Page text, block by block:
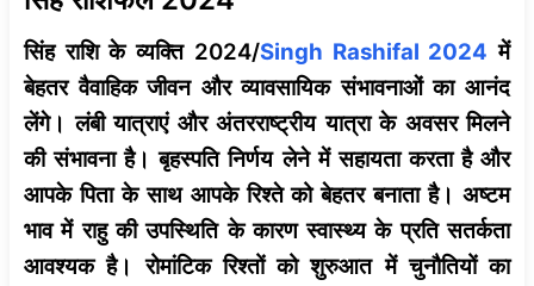
सिंह राशि के व्यक्ति 2024/Singh Rashifal 2024 में
बेहतर वैवाहिक जीवन और व्यावसायिक संभावनाओं का आनंद
लेंगे। लंबी यात्राएं और अंतरराष्ट्रीय यात्रा के अवसर मिलने
की संभावना है। बृहस्पति निर्णय लेने में सहायता करता है और
आपके पिता के साथ आपके रिश्ते को बेहतर बनाता है। अष्टम
भाव में राहु की उपस्थिति के कारण स्वास्थ्य के प्रति सतर्कता
आवश्यक है। रोमांटिक रिश्तों को शुरुआत में चुनौतियों का